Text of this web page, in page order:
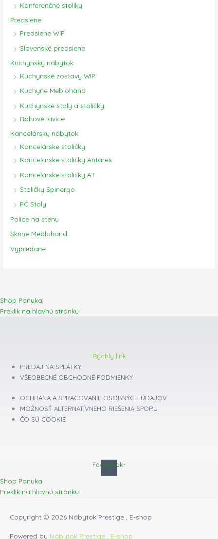
Konferenčné stolíky
Predsiene
Predsiene WIP
Slovenské predsiene
Kuchynský nábytok
Kuchynské zostavy WIP
Kuchyne Meblohand
Kuchynské stoly a stoličky
Rohové lavice
Kancelársky nábytok
Kancelárske stoličky
Kancelárske stoličky Antares
Kancelárske stoličky AT
Stoličky Spinergo
PC Stoly
Police na stenu
Skrine Meblohand
Vypredané
Shop Ponuka
Preklik na hlavnú stránku
Rýchly link
PREDAJ NA SPLÁTKY
VŠEOBECNÉ OBCHODNÉ PODMIENKY
OCHRANA A SPRACOVANIE OSOBNÝCH ÚDAJOV
MOŽNOSŤ ALTERNATÍVNEHO RIEŠENIA SPORU
ČO SÚ COOKIE
Facebook-
f
Shop Ponuka
Preklik na hlavnú stránku
Copyright © 2026 Nábytok Prestige , E-shop
Powered by Nábytok Prestige , E-shop